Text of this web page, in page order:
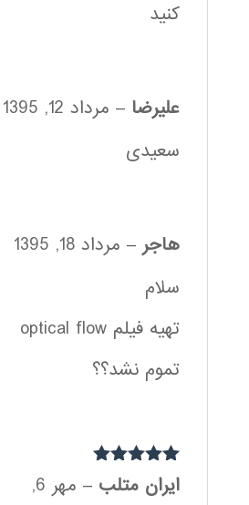
کنید
علیرضا – مرداد 12, 1395
سعیدی
هاجر – مرداد 18, 1395
سلام
تهیه فیلم optical flow
تموم نشد؟؟
نمره از 5
ایران متلب –
مهر 6,